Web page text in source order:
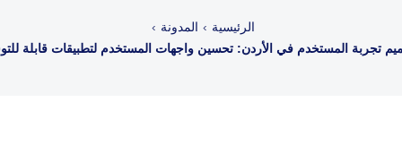
الرئيسية
المدونة
تجربة المستخدم في الأردن: تحسين واجهات المستخدم لتطبيقات قابلة